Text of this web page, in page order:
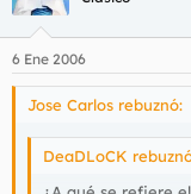
6 Ene 2006
Jose Carlos rebuznó:
DeaDLoCK